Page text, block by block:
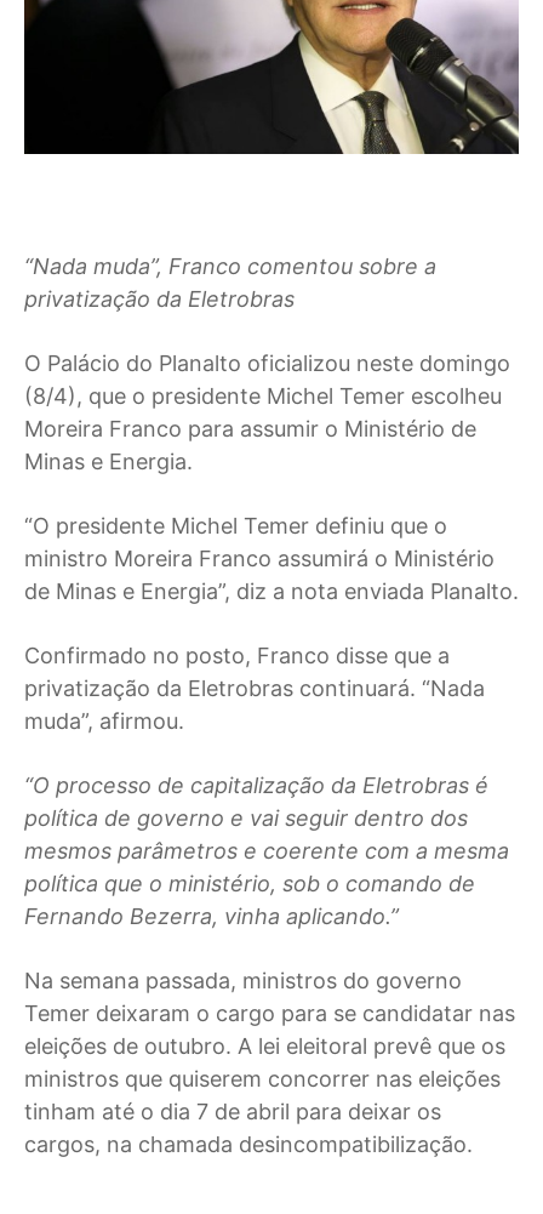
“Nada muda”, Franco comentou sobre a
privatização da Eletrobras
O Palácio do Planalto oficializou neste domingo
(8/4), que o presidente Michel Temer escolheu
Moreira Franco para assumir o Ministério de
Minas e Energia.
“O presidente Michel Temer definiu que o
ministro Moreira Franco assumirá o Ministério
de Minas e Energia”, diz a nota enviada Planalto.
Confirmado no posto, Franco disse que a
privatização da Eletrobras continuará. “Nada
muda”, afirmou.
“O processo de capitalização da Eletrobras é
política de governo e vai seguir dentro dos
mesmos parâmetros e coerente com a mesma
política que o ministério, sob o comando de
Fernando Bezerra, vinha aplicando.”
Na semana passada, ministros do governo
Temer deixaram o cargo para se candidatar nas
eleições de outubro. A lei eleitoral prevê que os
ministros que quiserem concorrer nas eleições
tinham até o dia 7 de abril para deixar os
cargos, na chamada desincompatibilização.